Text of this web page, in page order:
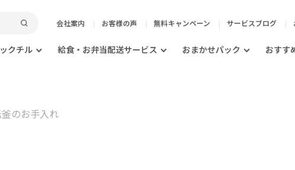
会社案内 お客様の声 無料キャンペーン サービスブログ
クチル 給食・お弁当配送サービス おまかせパック おすす
のお手入れ